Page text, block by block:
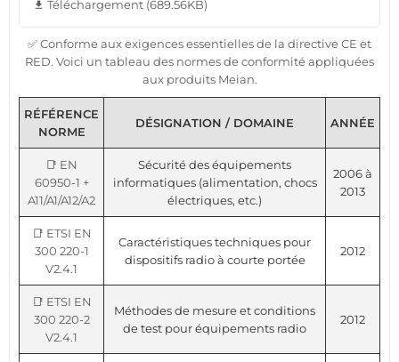
file_download Téléchargement (689.56KB)
✅ Conforme aux exigences essentielles de la directive CE et
RED. Voici un tableau des normes de conformité appliquées
aux produits Meian.
RÉFÉRENCE
NORME
DÉSIGNATION / DOMAINE ANNÉE
📑 EN
60950-1 +
A11/A1/A12/A2
Sécurité des équipements
informatiques (alimentation, chocs
électriques, etc.)
2006 à
2013
📑 ETSI EN
300 220-1
V2.4.1
Caractéristiques techniques pour
dispositifs radio à courte portée
2012
📑 ETSI EN
300 220-2
V2.4.1
Méthodes de mesure et conditions
de test pour équipements radio
2012